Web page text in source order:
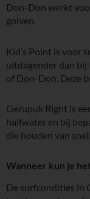
Don-Don werkt
golven.
Kid’s Point is voor
uitdagender dan
of Don-Don. Deze
Gerupuk Right is
halfwater en bij
die houden van
Wanneer kun je
De surfcondities in